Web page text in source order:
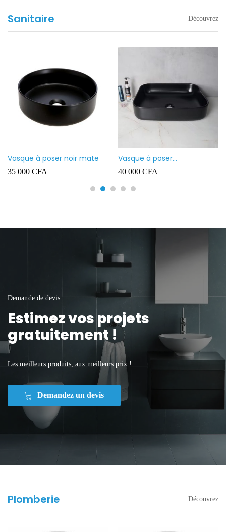
Sanitaire Découvrez
Vasque à poser noir mate
35 000 CFA
Vasque à poser
rectangulaire noir mate
40 000 CFA
Demande de devis
Estimez vos projets
gratuitement !
Les meilleurs produits, aux meilleurs prix !
Demandez un devis
Plomberie Découvrez